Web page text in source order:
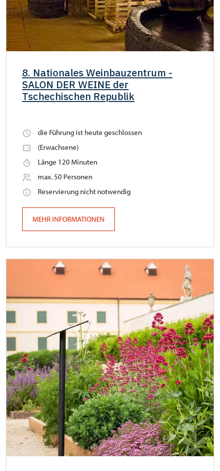
8. Nationales Weinbauzentrum -
SALON DER WEINE der
Tschechischen Republik
die Führung ist heute geschlossen
(Erwachsene)
Länge 120 Minuten
max. 50 Personen
Reservierung nicht notwendig
MEHR INFORMATIONEN